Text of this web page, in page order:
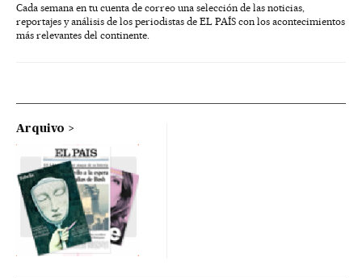
Cada semana en tu cuenta de correo una selección de las noticias,
reportajes y análisis de los periodistas de EL PAÍS con los acontecimientos
más relevantes del continente.
Arquivo